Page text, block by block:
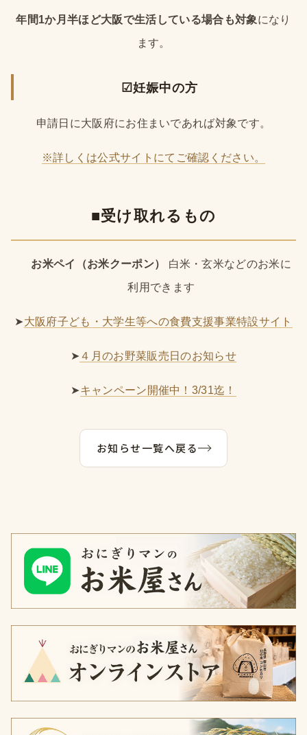
年間1か月半ほど大阪で生活している場合も対象になり
ます。
☑妊娠中の方
申請日に大阪府にお住まいであれば対象です。
※詳しくは公式サイトにてご確認ください。
■受け取れるもの
お米ペイ（お米クーポン）
白米・玄米などのお米に
利用できます
➤大阪府子ども・大学生等への食費支援事業特設サイト
➤ ４月のお野菜販売日のお知らせ
➤キャンペーン開催中！3/31迄！
お知らせ一覧へ戻る